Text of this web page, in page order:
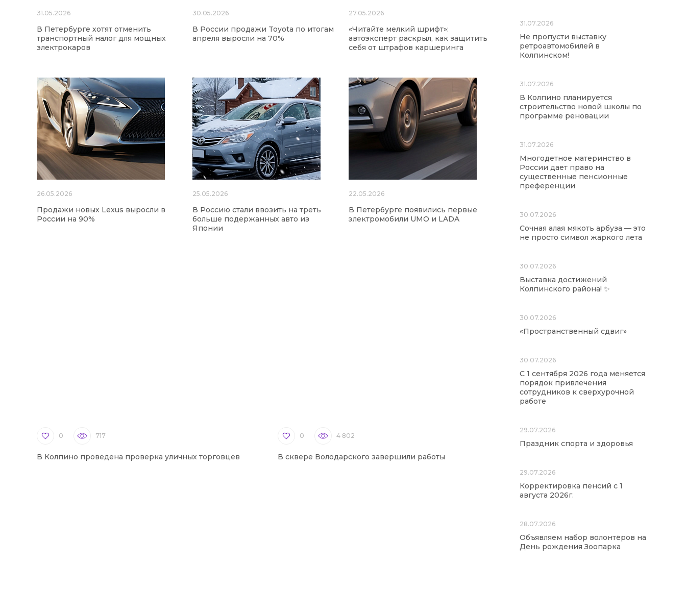
31.05.2026
В Петербурге хотят отменить
транспортный налог для мощных
электрокаров
30.05.2026
В России продажи Toyota по итогам
апреля выросли на 70%
27.05.2026
«Читайте мелкий шрифт»:
автоэксперт раскрыл, как защитить
себя от штрафов каршеринга
26.05.2026
Продажи новых Lexus выросли в
России на 90%
25.05.2026
В Россию стали ввозить на треть
больше подержанных авто из
Японии
22.05.2026
В Петербурге появились первые
электромобили UMO и LADA
0 717
В Колпино проведена проверка уличных торговцев
0 4 802
В сквере Володарского завершили работы
31.07.2026
Не пропусти выставку
ретроавтомобилей в
Колпинском!
31.07.2026
В Колпино планируется
строительство новой школы по
программе реновации
31.07.2026
Многодетное материнство в
России дает право на
существенные пенсионные
преференции
30.07.2026
Сочная алая мякоть арбуза — это
не просто символ жаркого лета
30.07.2026
Выставка достижений
Колпинского района! ✨
30.07.2026
«Пространственный сдвиг»
30.07.2026
С 1 сентября 2026 года меняется
порядок привлечения
сотрудников к сверхурочной
работе
29.07.2026
Праздник спорта и здоровья
29.07.2026
Корректировка пенсий с 1
августа 2026г.
28.07.2026
Объявляем набор волонтёров на
День рождения Зоопарка